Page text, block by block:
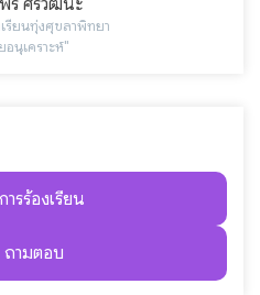
ร ศรีวัฒนะ
เรียนทุ่งศุขลาพิทยา
อนุเคราะห์"
รร้องเรียน
ถามตอบ